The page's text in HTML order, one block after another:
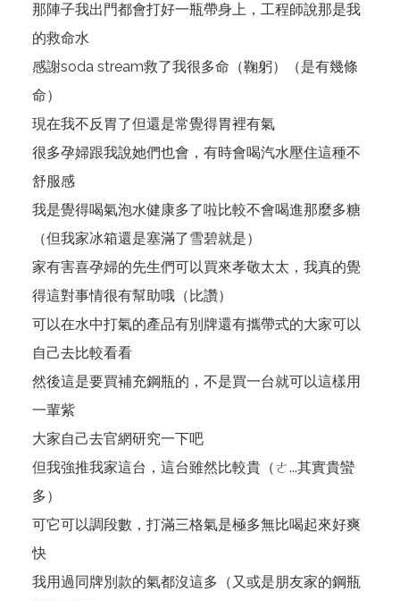
那陣子我出門都會打好一瓶帶身上，工程師說那是我
的救命水
感謝soda stream救了我很多命（鞠躬）（是有幾條
命）
現在我不反胃了但還是常覺得胃裡有氣
很多孕婦跟我說她們也會，有時會喝汽水壓住這種不
舒服感
我是覺得喝氣泡水健康多了啦比較不會喝進那麼多糖
（但我家冰箱還是塞滿了雪碧就是）
家有害喜孕婦的先生們可以買來孝敬太太，我真的覺
得這對事情很有幫助哦（比讚）
可以在水中打氣的產品有別牌還有攜帶式的大家可以
自己去比較看看
然後這是要買補充鋼瓶的，不是買一台就可以這樣用
一輩紫
大家自己去官網研究一下吧
但我強推我家這台，這台雖然比較貴（ㄜ...其實貴蠻
多）
可它可以調段數，打滿三格氣是極多無比喝起來好爽
快
我用過同牌別款的氣都沒這多（又或是朋友家的鋼瓶